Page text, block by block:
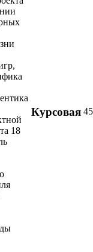
18
Курсовая 45